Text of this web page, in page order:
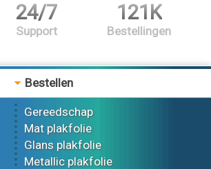
24/7
Support
121K
Bestellingen
Bestellen
Gereedschap
Mat plakfolie
Glans plakfolie
Metallic plakfolie